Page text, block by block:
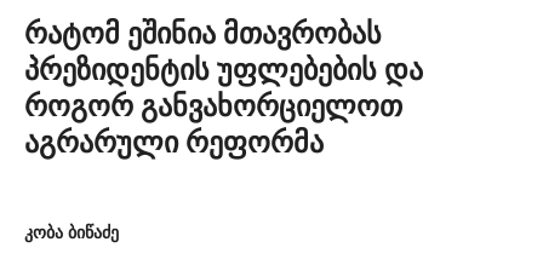
რატომ ეშინია მთავრობას
პრეზიდენტის უფლებების და
როგორ განვახორციელოთ
აგრარული რეფორმა
კობა ბიწაძე